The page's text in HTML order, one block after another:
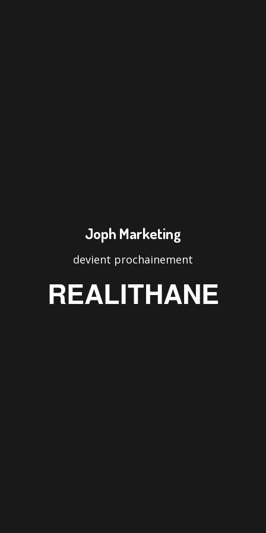
Joph Marketing
devient prochainement
REALITHANE